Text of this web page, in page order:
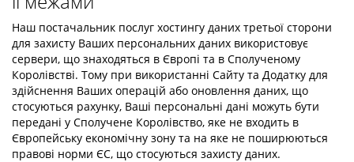
Наш постачальник послуг хостингу даних третьої сторони
для захисту Ваших персональних даних використовує
сервери, що знаходяться в Європі та в Сполученому
Королівстві. Тому при використанні Сайту та Додатку для
здійснення Ваших операцій або оновлення даних, що
стосуються рахунку, Ваші персональні дані можуть бути
передані у Сполучене Королівство, яке не входить в
Європейську економічну зону та на яке не поширюються
правові норми ЄС, що стосуються захисту даних.